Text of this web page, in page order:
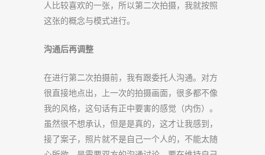
人比较喜欢的一张，所以第二次拍摄，我就按照
这张的概念与模式进行。
沟通后再调整
在进行第二次拍摄前，我有跟委托人沟通。对方
很直接地点出，上一次的拍摄画面，很多都不像
我的风格，这句话有正中要害的感觉（内伤）。
虽然很不想承认，但是是真的，这才让我感到，
接了案子，照片就不是自己一个人的，不能太随